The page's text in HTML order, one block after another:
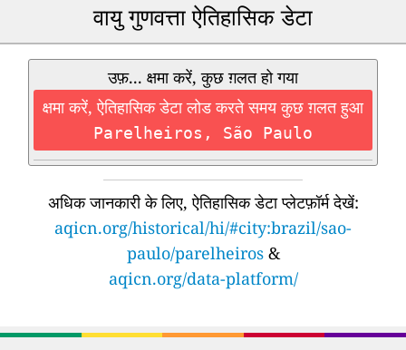
वायु गुणवत्ता ऐतिहासिक डेटा
उफ़... क्षमा करें, कुछ ग़लत हो गया
क्षमा करें, ऐतिहासिक डेटा लोड करते समय कुछ ग़लत हुआ
Parelheiros, São Paulo
अधिक जानकारी के लिए, ऐतिहासिक डेटा प्लेटफ़ॉर्म देखें:
aqicn.org/historical/hi/#city:brazil/sao-
paulo/parelheiros&
aqicn.org/data-platform/